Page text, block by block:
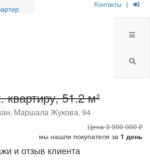
Контакты |
51.2 м²
Маршала Жукова, 94
Цена3 900 000 ₽
мы нашли покупателя за 1 день
и отзыв клиента